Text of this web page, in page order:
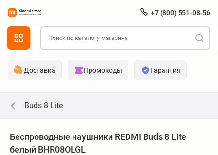
+7 (800) 551-08-56
Доставка Промокоды Гарантия
Buds 8 Lite
Беспроводные наушники REDMI Buds 8 Lite
белый BHR08OLGL